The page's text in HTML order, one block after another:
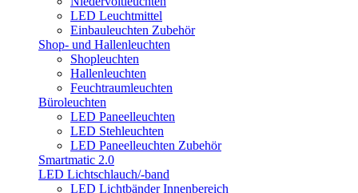
LED Leuchtmittel
Einbauleuchten Zubehör
Shop- und Hallenleuchten
Shopleuchten
Hallenleuchten
Feuchtraumleuchten
Büroleuchten
LED Paneelleuchten
LED Stehleuchten
LED Paneelleuchten Zubehör
Smartmatic 2.0
LED Lichtschlauch/-band
LED Lichtbänder Innenbereich